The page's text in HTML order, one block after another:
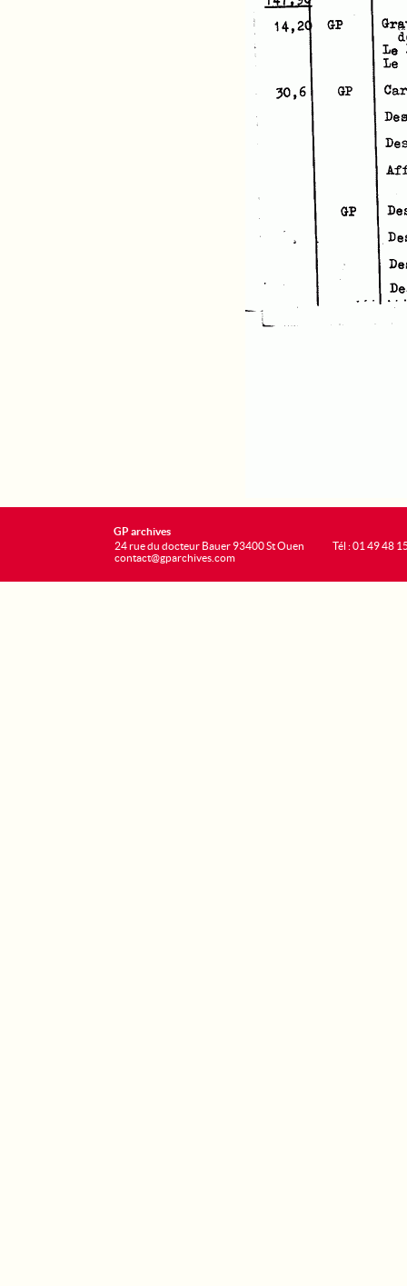
GP archives
24 rue du docteur Bauer 93400 St Ouen
contact@gparchives.com
Tél : 01 49 48